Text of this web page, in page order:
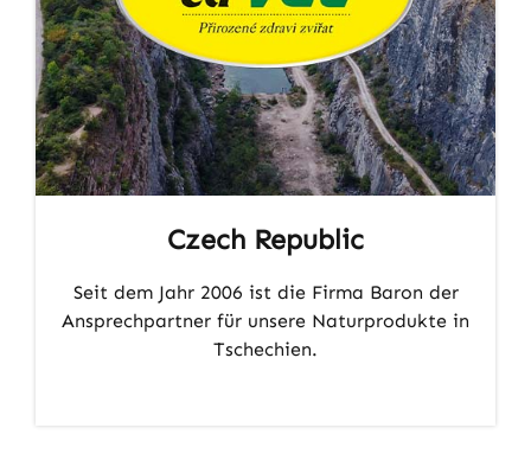
Czech Republic
Seit dem Jahr 2006 ist die Firma Baron der
Ansprechpartner für unsere Naturprodukte in
Tschechien.